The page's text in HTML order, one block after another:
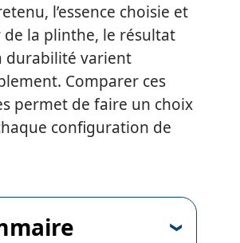
l’essence choisie et
la plinthe, le résultat
durabilité varient
Comparer ces
permet de faire un choix
configuration de